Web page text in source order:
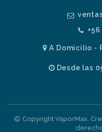
A Domicilio -
Desde las
Copyright VaporMax.